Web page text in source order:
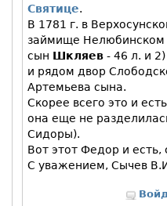
Святице.
В 1781 г. в
займище Нелюбинском
сын Шкляев - 46 л. и
и рядом двор
Артемьева сына.
Скорее всего это и
она еще не
Сидоры).
Вот этот Федор и
С уважением, Сычев